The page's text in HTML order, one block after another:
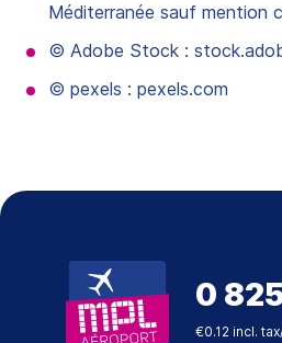
Méditerranée sauf mention
© Adobe Stock :
© pexels : pexels.com
0
€0.12 incl.